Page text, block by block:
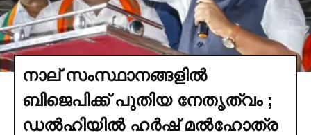
നാല് സംസ്ഥാനങ്ങളില്‍
ബിജെപിക്ക് പുതിയ നേതൃത്വം ;
ഡല്‍ഹിയില്‍ ഹര്‍ഷ് മല്‍ഹോത്ര